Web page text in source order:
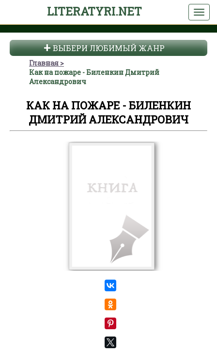
LITERATYRI.NET
ВЫБЕРИ ЛЮБИМЫЙ ЖАНР
Главная
Как на пожаре - Биленкин Дмитрий
Александрович
КАК НА ПОЖАРЕ - БИЛЕНКИН
ДМИТРИЙ АЛЕКСАНДРОВИЧ